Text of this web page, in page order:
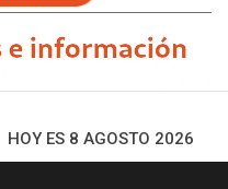
HOY ES 8 AGOSTO 2026